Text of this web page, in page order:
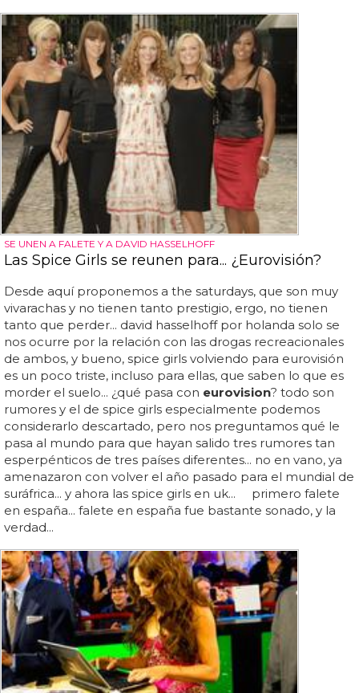
SE UNEN A FALETE Y A DAVID HASSELHOFF
Las Spice Girls se reunen para... ¿Eurovisión?
Desde aquí proponemos a the saturdays, que son muy
vivarachas y no tienen tanto prestigio, ergo, no tienen
tanto que perder... david hasselhoff por holanda solo se
nos ocurre por la relación con las drogas recreacionales
de ambos, y bueno, spice girls volviendo para eurovisión
es un poco triste, incluso para ellas, que saben lo que es
morder el suelo... ¿qué pasa con eurovision? todo son
rumores y el de spice girls especialmente podemos
considerarlo descartado, pero nos preguntamos qué le
pasa al mundo para que hayan salido tres rumores tan
esperpénticos de tres países diferentes... no en vano, ya
amenazaron con volver el año pasado para el mundial de
suráfrica... y ahora las spice girls en uk... primero falete
en españa... falete en españa fue bastante sonado, y la
verdad...